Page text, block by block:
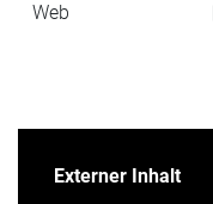
Web
Externer Inhalt